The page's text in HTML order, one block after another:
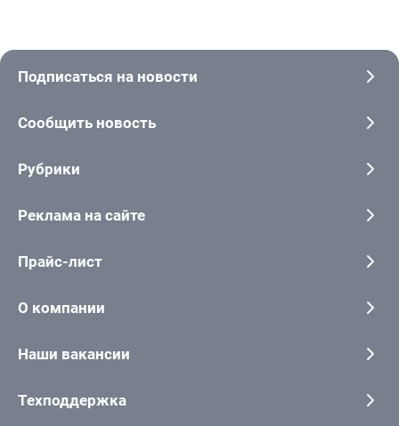
Подписаться на новости
Сообщить новость
Рубрики
Реклама на сайте
Прайс-лист
О компании
Наши вакансии
Техподдержка